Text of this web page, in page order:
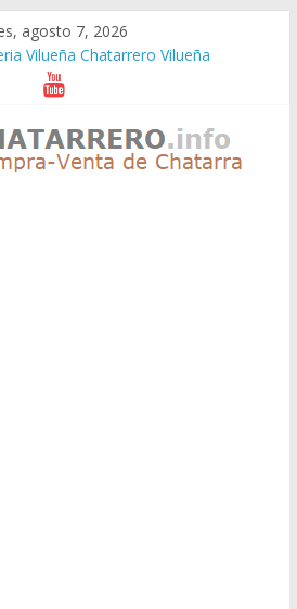
agosto 7, 2026
Vilueña Chatarrero Vilueña
Zuera Chatarrero Zuera
Zaragoza Chatarrero Zaragoza
Zaida Chatarrero Zaida
Vistabella Chatarrero Vistabella